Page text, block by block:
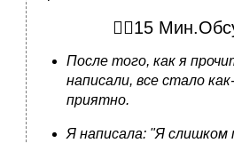
15
После того, как я
написали, все стало
приятно.
Я написала: "Я слишком